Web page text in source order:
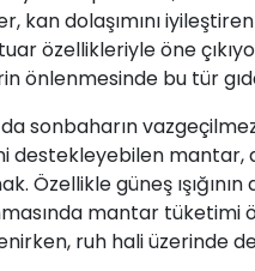
kan dolaşımını
özellikleriyle öne
önlenmesinde bu tür
sonbaharın
destekleyebilen mantar,
Özellikle güneş
mantar tüketimi
ruh hali üzerinde